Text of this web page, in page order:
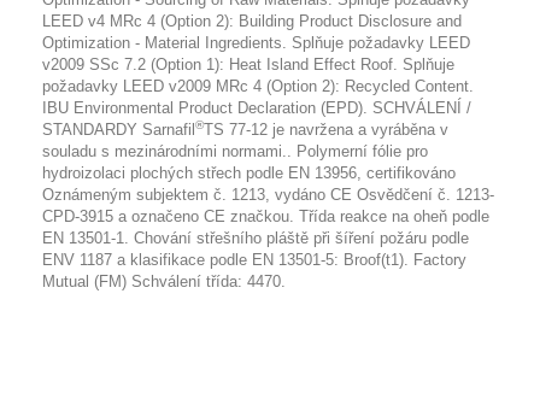
LEED v4 MRc 4 (Option 2): Building Product Disclosure and
Optimization - Material Ingredients. Splňuje požadavky LEED
v2009 SSc 7.2 (Option 1): Heat Island Effect Roof. Splňuje
požadavky LEED v2009 MRc 4 (Option 2): Recycled Content.
IBU Environmental Product Declaration (EPD). SCHVÁLENÍ /
STANDARDY Sarnafil®TS 77-12 je navržena a vyráběna v
souladu s mezinárodními normami.. Polymerní fólie pro
hydroizolaci plochých střech podle EN 13956, certifikováno
Oznámeným subjektem č. 1213, vydáno CE Osvědčení č. 1213-
CPD-3915 a označeno CE značkou. Třída reakce na oheň podle
EN 13501-1. Chování střešního pláště při šíření požáru podle
ENV 1187 a klasifikace podle EN 13501-5: Broof(t1). Factory
Mutual (FM) Schválení třída: 4470.